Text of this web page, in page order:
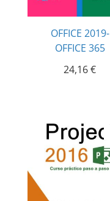
OFFICE 2019-
OFFICE 365
24,16€